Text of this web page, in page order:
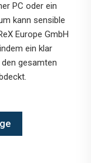
PC oder ein
kann sensible
Europe GmbH
ein klar
gesamten